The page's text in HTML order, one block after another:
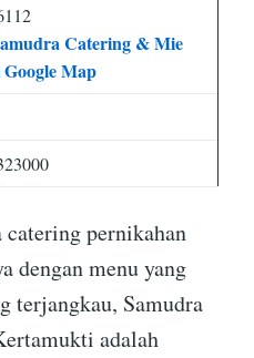
Catering & Mie
Map
pernikahan
dengan menu yang
terjangkau, Samudra
adalah